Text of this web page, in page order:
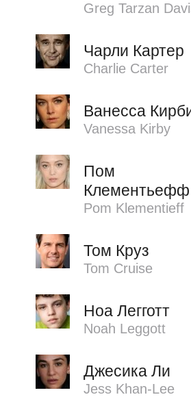
Greg Tarzan
Чарли Картер
Charlie Carter
Ванесса
Vanessa Kirby
Пом
Клементьефф
Pom Klementieff
Том Круз
Tom Cruise
Ноа Легготт
Noah Leggott
Джесика Ли
Jess Khan-Lee